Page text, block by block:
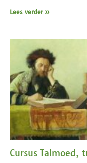
Lees verder »
Cursus Talmoed,